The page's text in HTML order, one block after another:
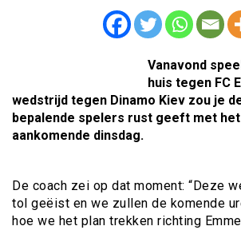
Vanavond
huis tegen FC
wedstrijd tegen Dinamo Kiev zou je
bepalende spelers rust geeft met
aankomende dinsdag.
De coach zei op dat moment: “Deze
tol geëist en we zullen de komende
hoe we het plan trekken richting